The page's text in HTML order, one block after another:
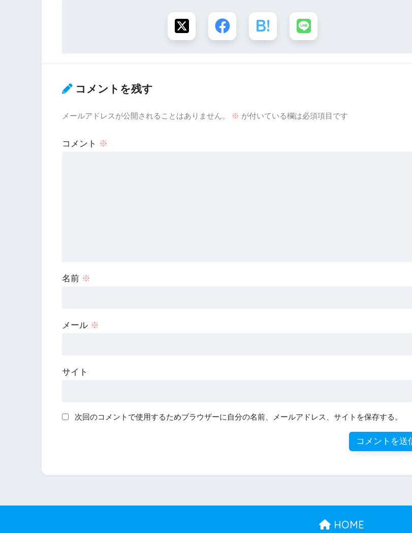
コメントを残す
メールアドレスが公開されることはありません。 ※ が付いている欄は必須項目です
コメント ※
名前 ※
メール ※
サイト
次回のコメントで使用するためブラウザーに自分の名前、メールアドレス、サイトを保存する。
HOME